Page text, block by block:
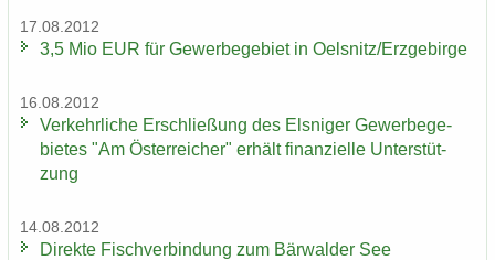
17.08.2012
3,5 Mio EUR für Ge­wer­be­ge­biet in Oels­nitz/Erz­ge­bir­ge
16.08.2012
Ver­kehr­li­che Er­schlie­ßung des Els­ni­ger Ge­wer­be­ge­
bie­tes "Am Ös­ter­rei­cher" er­hält fi­nan­zi­el­le Un­ter­stüt­
zung
14.08.2012
Di­rek­te Fisch­ver­bin­dung zum Bär­wal­der See